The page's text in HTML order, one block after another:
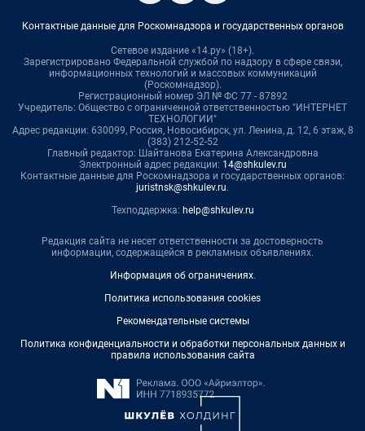
Контактные данные для Роскомнадзора и государственных органов
Сетевое издание «14.ру» (18+).
Зарегистрировано Федеральной службой по надзору в сфере связи,
информационных технологий и массовых коммуникаций
(Роскомнадзор).
Регистрационный номер ЭЛ № ФС 77 - 87892
Учредитель: Общество с ограниченной ответственностью "ИНТЕРНЕТ
ТЕХНОЛОГИИ"
Адрес редакции: 630099, Россия, Новосибирск, ул. Ленина, д. 12, 6 этаж, 8
(383) 212-52-52
Главный редактор: Шайтанова Екатерина Александровна
Электронный адрес редакции: 14@shkulev.ru
Контактные данные для Роскомнадзора и государственных органов:
juristnsk@shkulev.ru.
Техподдержка: help@shkulev.ru
Редакция сайта не несет ответственности за достоверность
информации, содержащейся в рекламных объявлениях.
Информация об ограничениях.
Политика использования cookies
Рекомендательные системы
Политика конфиденциальности и обработки персональных данных и
правила использования сайта